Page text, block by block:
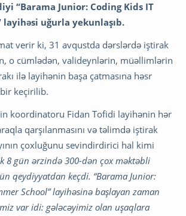
“Barama Junior: Coding Kids IT
layihəsi uğurla yekunlaşıb.
verir ki, 31 avqustda dərslərdə iştirak
o cümlədən, valideynlərin, müəllimlərin
ilə layihənin başa çatmasına həsr
keçirilib.
koordinatoru Fidan Tofidi layihənin hər
qarşılanmasını və təlimdə iştirak
çoxluğunu sevindirdirici hal kimi
8 gün ərzində 300-dən çox məktəbli
qeydiyyatdan keçdi. “Barama Junior:
School” layihəsinə başlayan zaman
var idi: gələcəyimiz olan uşaqlara